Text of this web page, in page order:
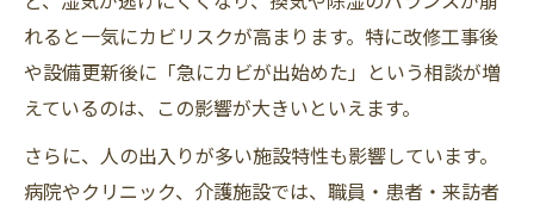
れると一気にカビリスクが高まります。特に改修工事後
や設備更新後に「急にカビが出始めた」という相談が増
えているのは、この影響が大きいといえます。
さらに、人の出入りが多い施設特性も影響しています。
病院やクリニック、介護施設では、職員・患者・来訪者